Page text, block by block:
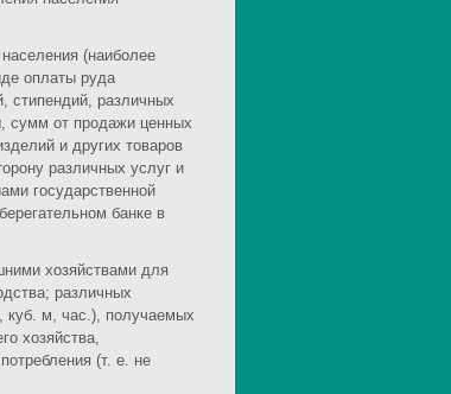
(наиболее
оплаты руда
стипендий, различных
сумм от продажи ценных
и других товаров
различных услуг и
государственной
банке в
хозяйствами для
различных
куб. м, час.), получаемых
хозяйства,
(т. е. не